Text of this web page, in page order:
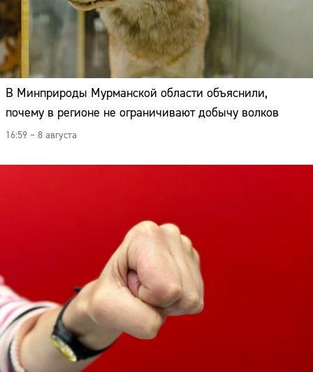
В Минприроды Мурманской области объяснили,
почему в регионе не ограничивают добычу волков
16:59 – 8 августа